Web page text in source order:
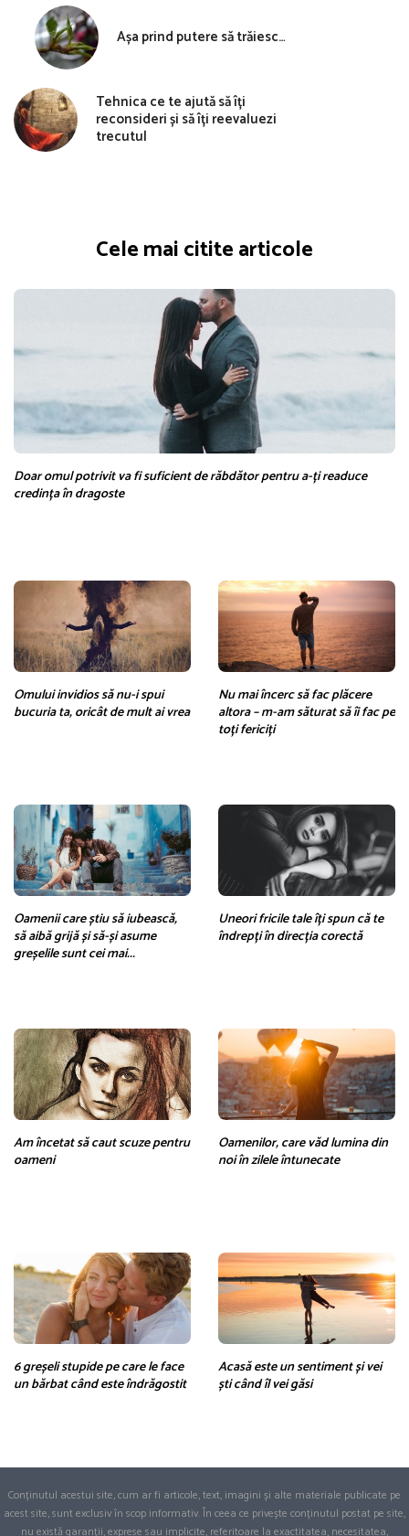
Așa prind putere să trăiesc…
Tehnica ce te ajută să îți
reconsideri și să îți reevaluezi
trecutul
Cele mai citite articole
Doar omul potrivit va fi suficient de răbdător pentru a-ți readuce
credința în dragoste
Omului invidios să nu-i spui
bucuria ta, oricât de mult ai vrea
Nu mai încerc să fac plăcere
altora – m-am săturat să îi fac pe
toți fericiți
Oamenii care știu să iubească,
să aibă grijă și să-și asume
greșelile sunt cei mai...
Uneori fricile tale îți spun că te
îndrepți în direcția corectă
Am încetat să caut scuze pentru
oameni
Oamenilor, care văd lumina din
noi în zilele întunecate
6 greșeli stupide pe care le face
un bărbat când este îndrăgostit
Acasă este un sentiment și vei
ști când îl vei găsi
Conținutul acestui site, cum ar fi articole, text, imagini și alte materiale publicate pe
acest site, sunt exclusiv în scop informativ. În ceea ce privește conținutul postat pe site,
nu există garanții, exprese sau implicite, referitoare la exactitatea, necesitatea,